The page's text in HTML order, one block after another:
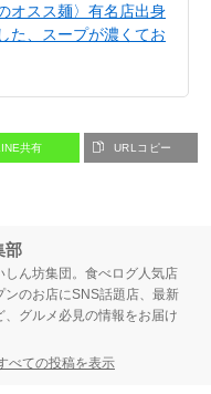
オスス麺〉有名店出身
た、スープが濃くてお
共有 URLコピー
部
ん坊集団。食べログ人気店
のお店にSNS話題店、最新
グルメ必見の情報をお届け
べての投稿を表示